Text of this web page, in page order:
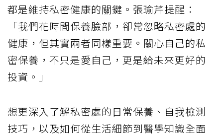
都是維持私密健康的關鍵。張瑜芹提醒：
「我們花時間保養臉部，卻常忽略私密處的
健康，但其實兩者同樣重要。關心自己的私
密保養，不只是愛自己，更是給未來更好的
投資。」
想更深入了解私密處的日常保養、自我檢測
技巧，以及如何從生活細節到醫學知識全面